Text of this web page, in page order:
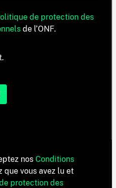
de protection des
de l’ONF.
nos Conditions
que vous avez lu et
protection des